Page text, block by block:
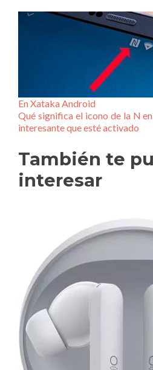
En Xataka Android
Qué significa el icono de la N
interesante que esté activado
También te
interesar